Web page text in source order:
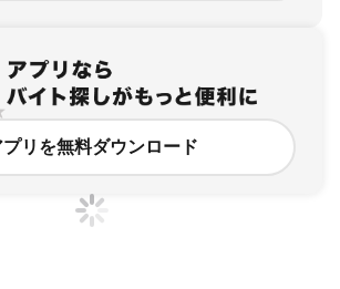
プリを無料ダウンロード